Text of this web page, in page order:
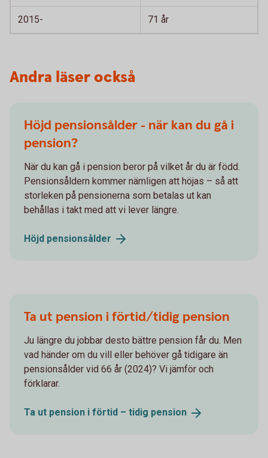
2015- 71 år
Andra läser också
Höjd pensionsålder - när kan du gå i
pension?
När du kan gå i pension beror på vilket år du är född.
Pensionsåldern kommer nämligen att höjas – så att
storleken på pensionerna som betalas ut kan
behållas i takt med att vi lever längre.
Höjd pensionsålder
Ta ut pension i förtid/tidig pension
Ju längre du jobbar desto bättre pension får du. Men
vad händer om du vill eller behöver gå tidigare än
pensionsålder vid 66 år (2024)? Vi jämför och
förklarar.
Ta ut pension i förtid – tidig pension